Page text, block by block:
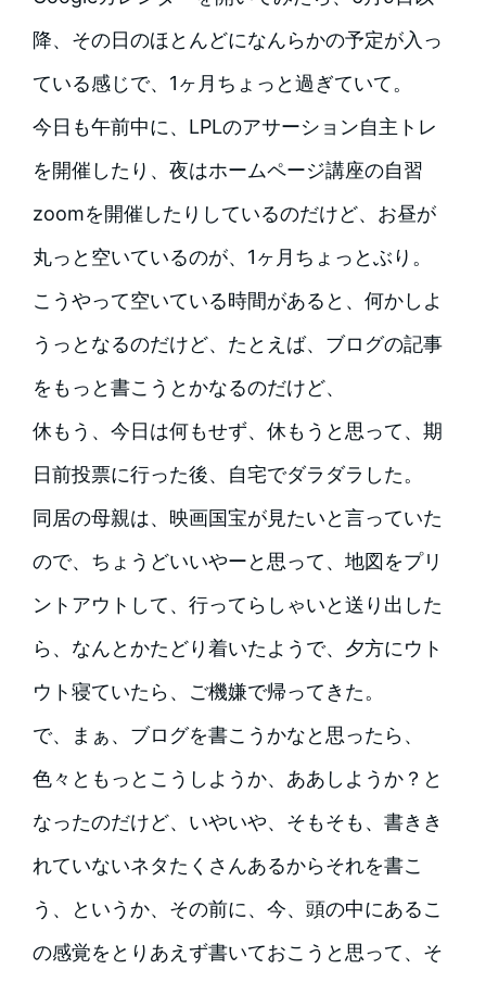
降、その日のほとんどになんらかの予定が入っ
ている感じで、1ヶ月ちょっと過ぎていて。
今日も午前中に、LPLのアサーション自主トレ
を開催したり、夜はホームページ講座の自習
zoomを開催したりしているのだけど、お昼が
丸っと空いているのが、1ヶ月ちょっとぶり。
こうやって空いている時間があると、何かしよ
うっとなるのだけど、たとえば、ブログの記事
をもっと書こうとかなるのだけど、
休もう、今日は何もせず、休もうと思って、期
日前投票に行った後、自宅でダラダラした。
同居の母親は、映画国宝が見たいと言っていた
ので、ちょうどいいやーと思って、地図をプリ
ントアウトして、行ってらしゃいと送り出した
ら、なんとかたどり着いたようで、夕方にウト
ウト寝ていたら、ご機嫌で帰ってきた。
で、まぁ、ブログを書こうかなと思ったら、
色々ともっとこうしようか、ああしようか？と
なったのだけど、いやいや、そもそも、書きき
れていないネタたくさんあるからそれを書こ
う、というか、その前に、今、頭の中にあるこ
の感覚をとりあえず書いておこうと思って、そ